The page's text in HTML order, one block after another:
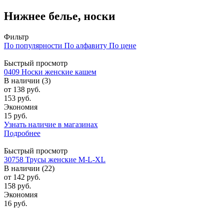
Нижнее белье, носки
Фильтр
По популярности По алфавиту По цене
Быстрый просмотр
0409 Носки женские кашем
В наличии (3)
от 138 руб.
153 руб.
Экономия
15 руб.
Узнать наличие в магазинах
Подробнее
Быстрый просмотр
30758 Трусы женские M-L-XL
В наличии (22)
от 142 руб.
158 руб.
Экономия
16 руб.